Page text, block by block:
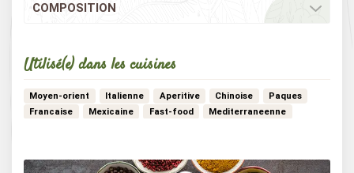
COMPOSITION
Utilisé(e) dans les cuisines
Moyen-orient Italienne Aperitive Chinoise
Paques
Francaise
Mexicaine Fast-food
Mediterraneenne